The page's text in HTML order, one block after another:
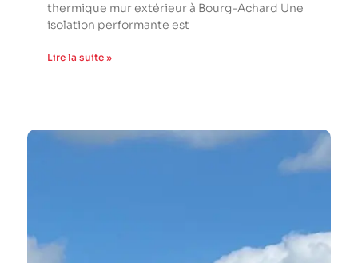
thermique mur extérieur à Bourg-Achard Une
isolation performante est
Lire la suite »